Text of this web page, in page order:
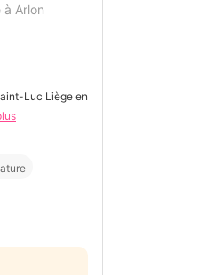
à Arlon
Luc Liège en